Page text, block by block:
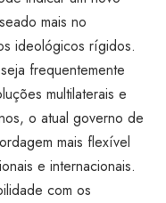
mais no
ideológicos rígidos.
frequentemente
multilaterais e
o atual governo de
mais flexível
e internacionais.
com os